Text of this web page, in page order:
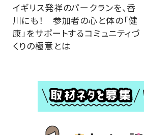
イギリス発祥のパークランを、香
川にも！ 参加者の心と体の「健
康」をサポートするコミュニティづ
くりの極意とは